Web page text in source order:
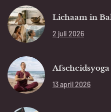
Lichaam in
2 juli 2026
13 april 2026